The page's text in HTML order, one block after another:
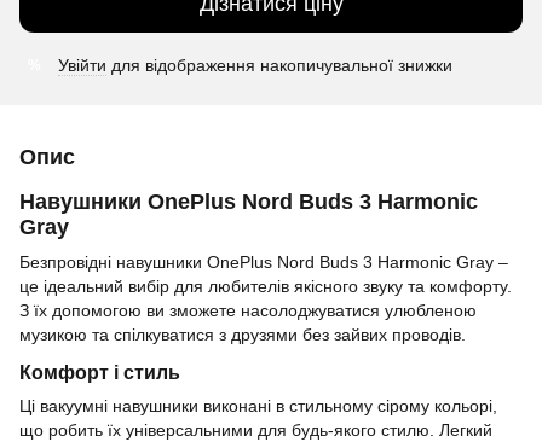
Увійти для відображення накопичувальної знижки
Опис
Навушники OnePlus Nord Buds 3 Harmonic
Gray
Безпровідні навушники OnePlus Nord Buds 3 Harmonic Gray –
це ідеальний вибір для любителів якісного звуку та комфорту.
З їх допомогою ви зможете насолоджуватися улюбленою
музикою та спілкуватися з друзями без зайвих проводів.
Комфорт і стиль
Ці вакуумні навушники виконані в стильному сірому кольорі,
що робить їх універсальними для будь-якого стилю. Легкий